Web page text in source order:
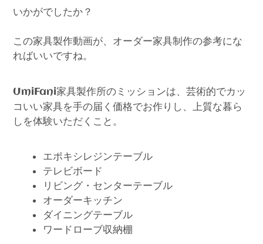
いかがでしたか？
この家具製作動画が、オーダー家具制作の参考にな
ればいいですね。
UmiFani家具製作所のミッションは、芸術的でカッ
コいい家具を手の届く価格でお作りし、上質な暮ら
しを体験いただくこと。
エポキシレジンテーブル
テレビボード
リビング・センターテーブル
オーダーキッチン
ダイニングテーブル
ワードローブ収納棚